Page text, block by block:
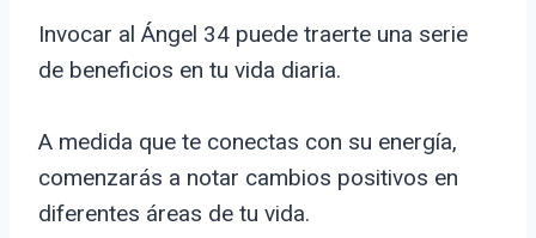
Invocar al Ángel 34 puede traerte una serie
de beneficios en tu vida diaria.
A medida que te conectas con su energía,
comenzarás a notar cambios positivos en
diferentes áreas de tu vida.